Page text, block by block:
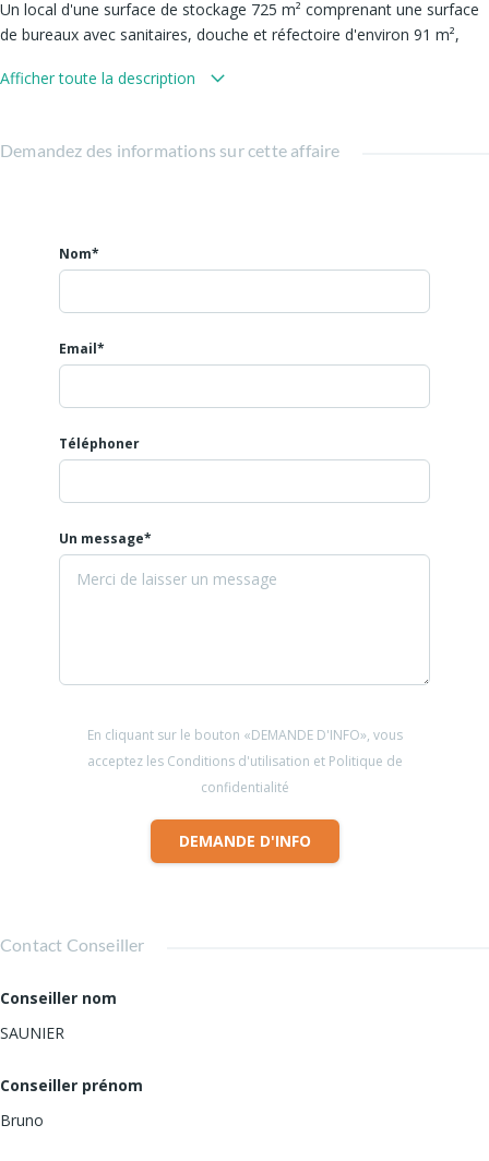
Un local d'une surface de stockage 725 m² comprenant une surface
de bureaux avec sanitaires, douche et réfectoire d'environ 91 m²,
Loyer mensuel de 2100  hors taxes,
ordures ménagères,
Nous contacter pour tout renseignement.
Afficher toute la description
Demandez des informations sur cette affaire
Nom*
Email*
Téléphoner
Un message*
En cliquant sur le bouton «DEMANDE D'INFO», vous
acceptez les Conditions d'utilisation et Politique de
confidentialité
DEMANDE D'INFO
Contact Conseiller
Conseiller nom
SAUNIER
Conseiller prénom
Bruno